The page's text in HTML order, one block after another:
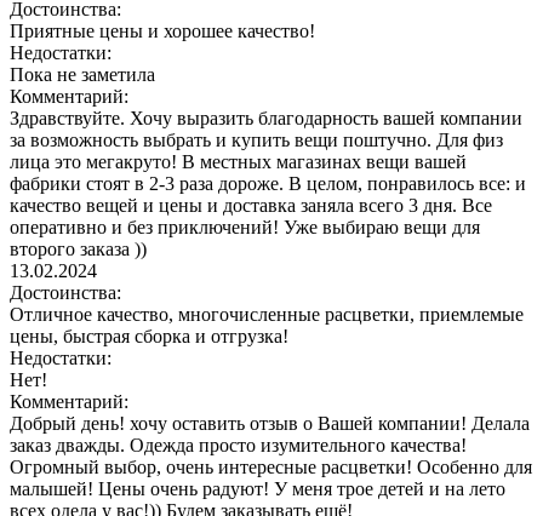
Достоинства:
Приятные цены и хорошее качество!
Недостатки:
Пока не заметила
Комментарий:
Здравствуйте. Хочу выразить благодарность вашей компании
за возможность выбрать и купить вещи поштучно. Для физ
лица это мегакруто! В местных магазинах вещи вашей
фабрики стоят в 2-3 раза дороже. В целом, понравилось все: и
качество вещей и цены и доставка заняла всего 3 дня. Все
оперативно и без приключений! Уже выбираю вещи для
второго заказа ))
13.02.2024
Достоинства:
Отличное качество, многочисленные расцветки, приемлемые
цены, быстрая сборка и отгрузка!
Недостатки:
Нет!
Комментарий:
Добрый день! хочу оставить отзыв о Вашей компании! Делала
заказ дважды. Одежда просто изумительного качества!
Огромный выбор, очень интересные расцветки! Особенно для
малышей! Цены очень радуют! У меня трое детей и на лето
всех одела у вас!)) Будем заказывать ещё!